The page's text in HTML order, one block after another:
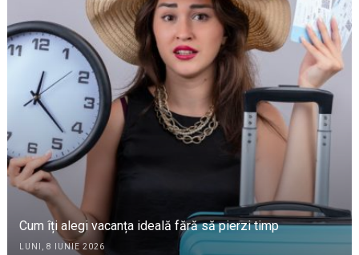
Cum îți alegi vacanța ideală fără să pierzi timp
LUNI, 8 IUNIE 2026